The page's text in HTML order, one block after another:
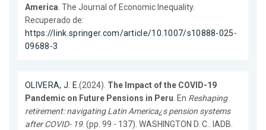
America. The Journal of Economic Inequality.
Recuperado de:
https://link.springer.com/article/10.1007/s10888-025-
09688-3
OLIVERA, J. E.(2024). The Impact of the COVID-19
Pandemic on Future Pensions in Peru. En Reshaping
retirement: navigating Latin America¿s pension systems
after COVID- 19. (pp. 99 - 137). WASHINGTON D. C.. IADB.